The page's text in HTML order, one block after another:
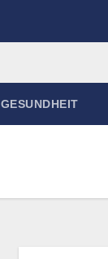
GESUNDHEIT